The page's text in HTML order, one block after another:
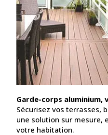
Garde-corps
Sécurisez vos terrasses,
une solution sur mesure,
votre habitation.